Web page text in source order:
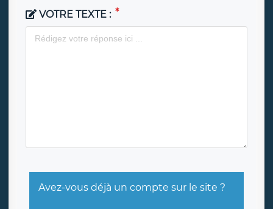
VOTRE TEXTE :
Avez-vous déjà un compte sur le site ?